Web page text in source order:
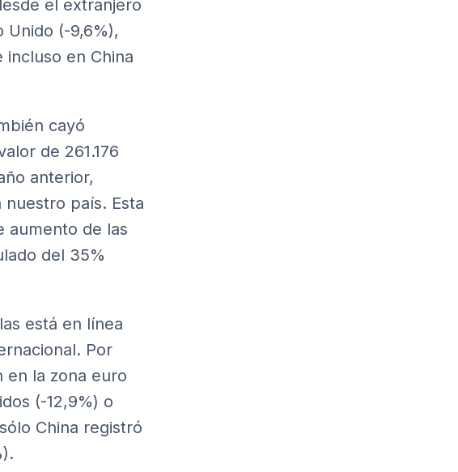
el extranjero
Unido (-9,6%),
incluso en China
cayó
de 261.176
anterior,
país. Esta
aumento de las
del 35%
está en línea
Por
en la zona euro
(-12,9%) o
China registró